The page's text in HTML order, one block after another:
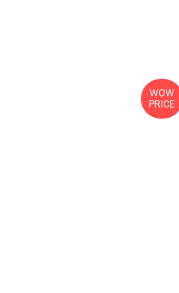
WOW
PRICE